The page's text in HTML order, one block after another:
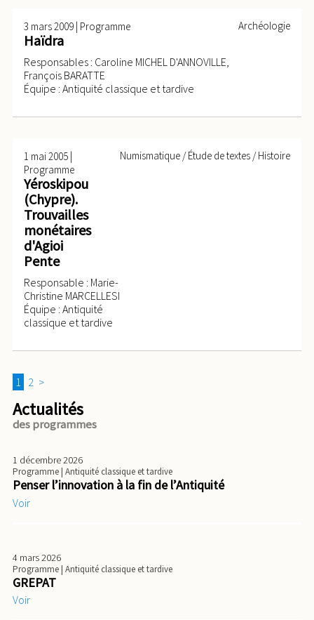
3 mars 2009 | Programme
Haïdra
Responsables : Caroline MICHEL D'ANNOVILLE,
François BARATTE
Équipe : Antiquité classique et tardive
Archéologie
1 mai 2005 |
Programme
Yéroskipou
(Chypre).
Trouvailles
monétaires
d'Agioi
Pente
Responsable : Marie-
Christine MARCELLESI
Équipe : Antiquité
classique et tardive
Numismatique / Étude de textes / Histoire
1 2 >
Actualités
des programmes
1 décembre 2026
Programme| Antiquité classique et tardive
Penser l’innovation à la fin de l’Antiquité
Voir
4 mars 2026
Programme| Antiquité classique et tardive
GREPAT
Voir